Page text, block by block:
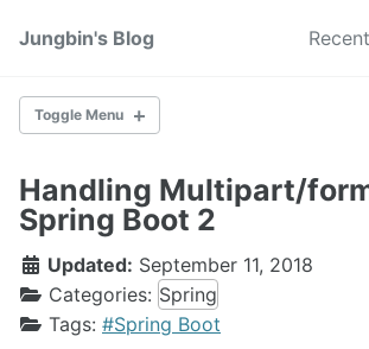
navigation
Jungbin's Blog
Toggle Menu
Spring
Play Framework
DB
Handling Multipart/
Spring Boot 2
Updated: September 11, 2018
Categories: Spring
Tags: #Spring Boot